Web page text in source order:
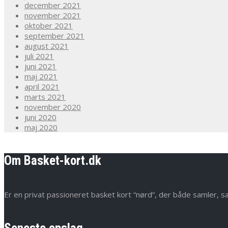
december 2021
november 2021
oktober 2021
september 2021
august 2021
juli 2021
juni 2021
maj 2021
april 2021
marts 2021
november 2020
juni 2020
maj 2020
Om Basket-kort.dk
Er en privat passioneret basket kort “nørd”, der både samler,